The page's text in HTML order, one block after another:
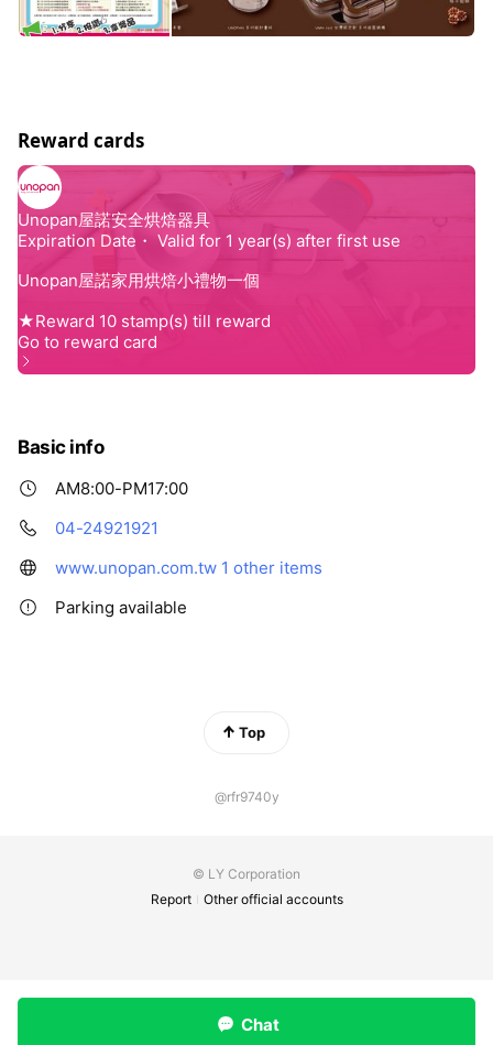
Reward cards
Basic info
AM8:00-PM17:00
04-24921921
www.unopan.com.tw 1 other items
Parking available
Top
@rfr9740y
© LY Corporation
Report
Other official accounts
Chat